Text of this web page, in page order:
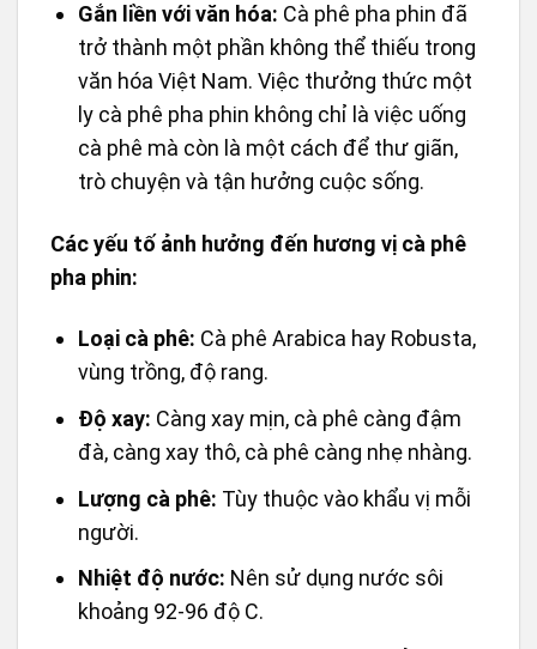
Gắn liền với văn hóa: Cà phê pha phin đã
trở thành một phần không thể thiếu trong
văn hóa Việt Nam. Việc thưởng thức một
ly cà phê pha phin không chỉ là việc uống
cà phê mà còn là một cách để thư giãn,
trò chuyện và tận hưởng cuộc sống.
Các yếu tố ảnh hưởng đến hương vị cà phê
pha phin:
Loại cà phê: Cà phê Arabica hay Robusta,
vùng trồng, độ rang.
Độ xay: Càng xay mịn, cà phê càng đậm
đà, càng xay thô, cà phê càng nhẹ nhàng.
Lượng cà phê: Tùy thuộc vào khẩu vị mỗi
người.
Nhiệt độ nước: Nên sử dụng nước sôi
khoảng 92-96 độ C.